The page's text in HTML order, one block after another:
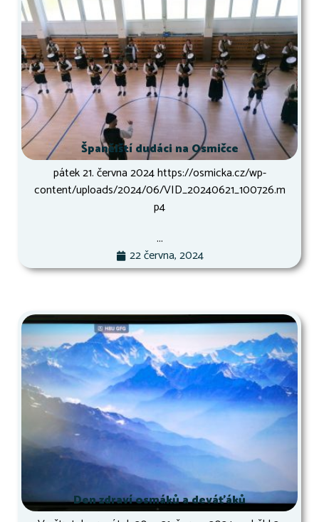
Španělští dudáci na Osmičce
pátek 21. června 2024 https://osmicka.cz/wp-
content/uploads/2024/06/VID_20240621_100726.m
p4
...
22 června, 2024
Den zdraví osmáků a deváťáků